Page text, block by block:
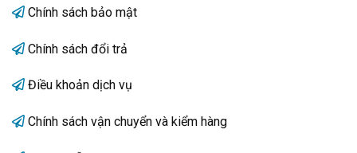
Chính sách bảo mật
Chính sách đổi trả
Điều khoản dịch vụ
Chính sách vận chuyển và kiểm hàng